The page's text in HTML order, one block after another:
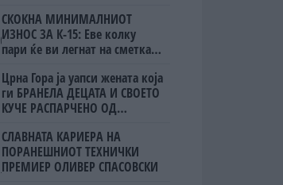
СКОКНА МИНИМАЛНИОТ
ИЗНОС ЗА К-15: Еве колку
пари ќе ви легнат на сметка
Црна Гора ја уапси жената која
ги БРАНЕЛА ДЕЦАТА И СВОЕТО
КУЧЕ РАСПАРЧЕНО ОД
СЛАВНАТА КАРИЕРА НА
ПОРАНЕШНИОТ ТЕХНИЧКИ
ПРЕМИЕР ОЛИВЕР СПАСОВСКИ